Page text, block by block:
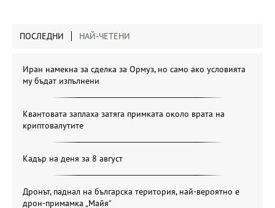
ПОСЛЕДНИ НАЙ-ЧЕТЕНИ
Иран намекна за сделка за Ормуз, но само ако условията
му бъдат изпълнени
Квантовата заплаха затяга примката около врата на
криптовалутите
Кадър на деня за 8 август
Дронът, паднал на българска територия, най-вероятно е
дрон-примамка „Майя“